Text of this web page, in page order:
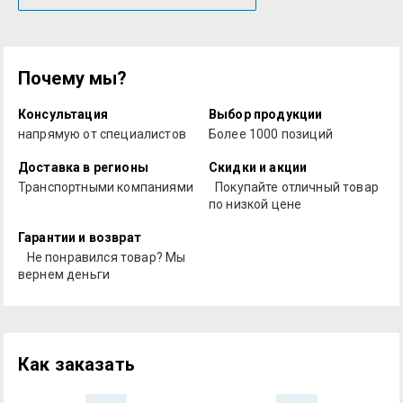
Почему мы?
Консультация
напрямую от специалистов
Выбор продукции
Более 1000 позиций
Доставка в регионы
Транспортными компаниями
Скидки и акции
Покупайте отличный товар
по низкой цене
Гарантии и возврат
Не понравился товар? Мы
вернем деньги
Как заказать